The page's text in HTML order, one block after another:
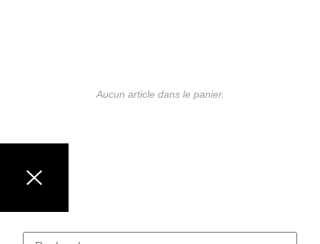
Aucun article dans le panier.